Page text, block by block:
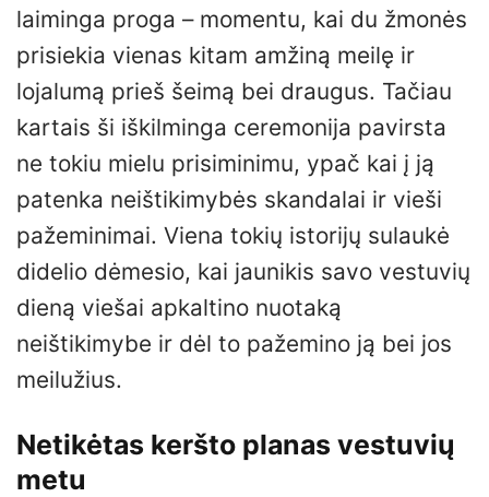
laiminga proga – momentu, kai du žmonės
prisiekia vienas kitam amžiną meilę ir
lojalumą prieš šeimą bei draugus. Tačiau
kartais ši iškilminga ceremonija pavirsta
ne tokiu mielu prisiminimu, ypač kai į ją
patenka neištikimybės skandalai ir vieši
pažeminimai. Viena tokių istorijų sulaukė
didelio dėmesio, kai jaunikis savo vestuvių
dieną viešai apkaltino nuotaką
neištikimybe ir dėl to pažemino ją bei jos
meilužius.
Netikėtas keršto planas vestuvių
metu